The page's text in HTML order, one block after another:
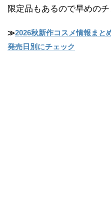
限定品もあるので早めのチ
≫2026秋新作コスメ情報まと
発売日別にチェック